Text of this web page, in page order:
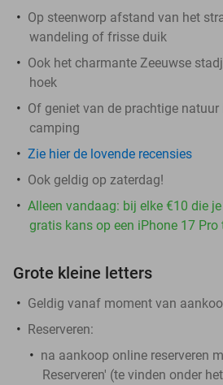
Op steenworp afstand van het
wandeling of frisse duik
Ook het charmante Zeeuwse
hoek
Of geniet van de prachtige
camping
Zie hier de lovende recensies
Ook geldig op zaterdag!
Alleen vandaag: bij elke €10 die
gratis kans op een iPhone 17 Pro
Grote kleine letters
Geldig vanaf moment van
Reserveren:
na aankoop online reserveren
Reserveren' (te vinden onder